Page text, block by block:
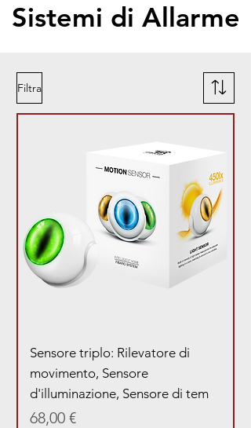
Sistemi di Allarme
Filtra
Sensore triplo: Rilevatore di
movimento, Sensore
d'illuminazione, Sensore di tem
Prezzo
68,00 €